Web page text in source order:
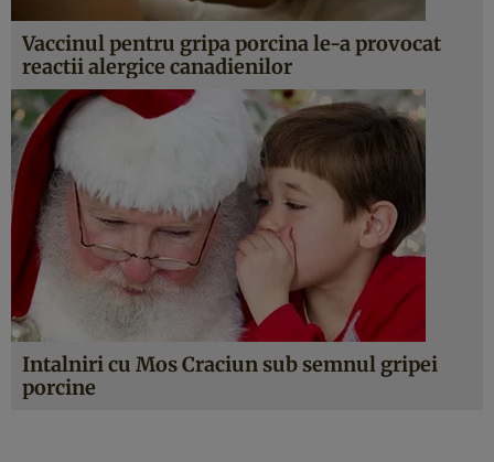
Vaccinul pentru gripa porcina le-a provocat
reactii alergice canadienilor
Intalniri cu Mos Craciun sub semnul gripei
porcine